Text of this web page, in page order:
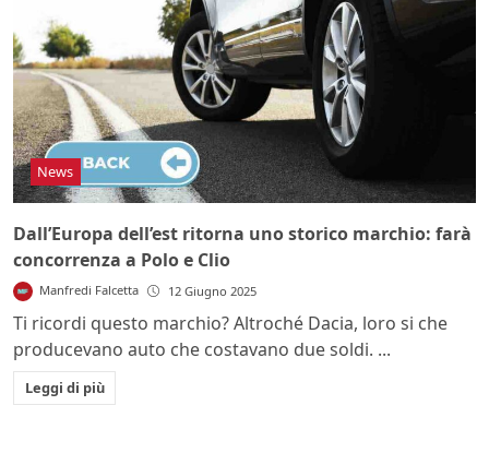
News
Dall’Europa dell’est ritorna uno storico marchio: farà
concorrenza a Polo e Clio
Manfredi Falcetta 12 Giugno 2025
Ti ricordi questo marchio? Altroché Dacia, loro si che
producevano auto che costavano due soldi. ...
Leggi di più